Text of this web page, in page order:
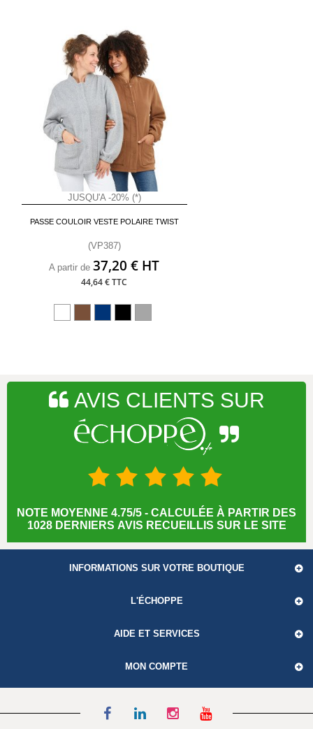
JUSQU'A -20% (*)
PASSE COULOIR VESTE POLAIRE TWIST
(VP387)
A partir de37,20 € HT
44,64 € TTC
NOTE MOYENNE 4.75/5 - CALCULÉE À PARTIR DES
1028 DERNIERS AVIS RECUEILLIS SUR LE SITE
INFORMATIONS SUR VOTRE BOUTIQUE
L'ÉCHOPPE
AIDE ET SERVICES
MON COMPTE